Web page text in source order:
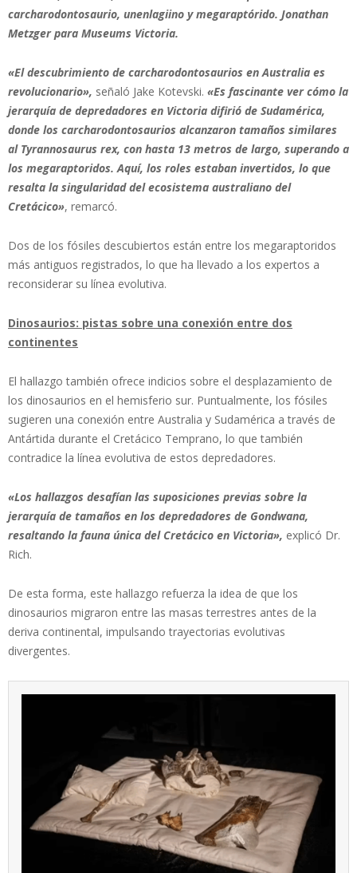
carcharodontosaurio, unenlagiino y megaraptórido. Jonathan
Metzger para Museums Victoria.
«El descubrimiento de carcharodontosaurios en Australia es
revolucionario», señaló Jake Kotevski. «Es fascinante ver cómo la
jerarquía de depredadores en Victoria difirió de Sudamérica,
donde los carcharodontosaurios alcanzaron tamaños similares
al Tyrannosaurus rex, con hasta 13 metros de largo, superando a
los megaraptoridos. Aquí, los roles estaban invertidos, lo que
resalta la singularidad del ecosistema australiano del
Cretácico», remarcó.
Dos de los fósiles descubiertos están entre los megaraptoridos
más antiguos registrados, lo que ha llevado a los expertos a
reconsiderar su línea evolutiva.
Dinosaurios: pistas sobre una conexión entre dos
continentes
El hallazgo también ofrece indicios sobre el desplazamiento de
los dinosaurios en el hemisferio sur. Puntualmente, los fósiles
sugieren una conexión entre Australia y Sudamérica a través de
Antártida durante el Cretácico Temprano, lo que también
contradice la línea evolutiva de estos depredadores.
«Los hallazgos desafían las suposiciones previas sobre la
jerarquía de tamaños en los depredadores de Gondwana,
resaltando la fauna única del Cretácico en Victoria», explicó Dr.
Rich.
De esta forma, este hallazgo refuerza la idea de que los
dinosaurios migraron entre las masas terrestres antes de la
deriva continental, impulsando trayectorias evolutivas
divergentes.